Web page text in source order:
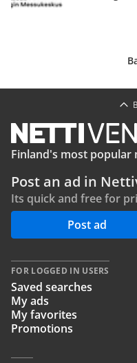
Finland's most popular
Post an ad in
Its quick and free for
Post ad
FOR LOGGED IN USERS
Saved searches
My ads
My favorites
Promotions